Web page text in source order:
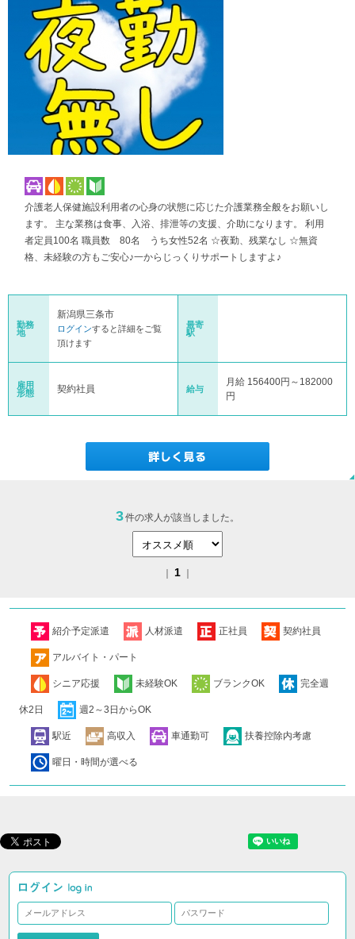
介護老人保健施設利用者の心身の状態に応じた介護業務全般をお願いし
ます。 主な業務は食事、入浴、排泄等の支援、介助になります。 利用
者定員100名 職員数 80名 うち女性52名 ☆夜勤、残業なし ☆無資
格、未経験の方もご安心♪一からじっくりサポートしますよ♪
勤務
地
新潟県三条市
ログインすると詳細をご覧
頂けます
最寄
駅
雇用
形態
契約社員 給与
月給 156400円～182000
円
3件の求人が該当しました。
1
紹介予定派遣 人材派遣 正社員 契約社員
アルバイト・パート
シニア応援 未経験OK ブランクOK 完全週
休2日 週2～3日からOK
駅近 高収入 車通勤可 扶養控除内考慮
曜日・時間が選べる